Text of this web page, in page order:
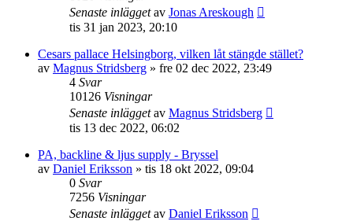
Senaste inläggetav Jonas Areskough
tis 31 jan 2023, 20:10
Cesars pallace Helsingborg, vilken låt stängde stället?
av Magnus Stridsberg » fre 02 dec 2022, 23:49
4 Svar
10126 Visningar
Senaste inläggetav Magnus Stridsberg
tis 13 dec 2022, 06:02
PA, backline & ljus supply - Bryssel
av Daniel Eriksson » tis 18 okt 2022, 09:04
0 Svar
7256 Visningar
Senaste inläggetav Daniel Eriksson